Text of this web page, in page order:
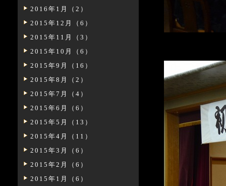
2016年1月（2）
2015年12月（6）
2015年11月（3）
2015年10月（6）
2015年9月（16）
2015年8月（2）
2015年7月（4）
2015年6月（6）
2015年5月（13）
2015年4月（11）
2015年3月（6）
2015年2月（6）
2015年1月（6）